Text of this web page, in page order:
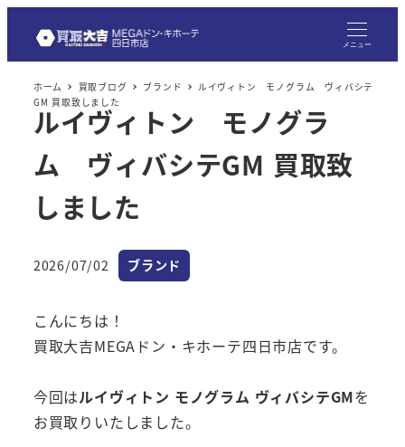
メニュー
ホーム 買取ブログ ブランド
ルイヴィトン モノグラム ヴィバシテ
GM 買取致しました
ルイヴィトン モノグラ
ム ヴィバシテGM 買取致
しました
投稿日
2026/07/02 カテゴリー
ブランド
こんにちは！
買取大吉MEGAドン・キホーテ四日市店です。
今回はルイヴィトン モノグラム ヴィバシテGMを
お買取りいたしました。